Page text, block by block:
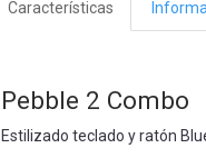
Características
Pebble 2 Combo
Estilizado teclado y ratón